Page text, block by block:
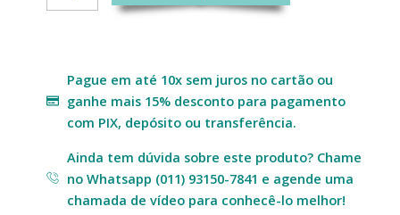
Pague em até 10x sem juros no cartão ou
ganhe mais 15% desconto para pagamento
com PIX, depósito ou transferência.
Ainda tem dúvida sobre este produto? Chame
no Whatsapp (011) 93150-7841 e agende uma
chamada de vídeo para conhecê-lo melhor!